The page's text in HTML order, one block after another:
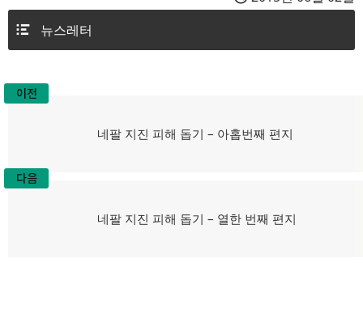
뉴스레터
글
색
이전
이
네팔 지진 피해 돕기 – 아홉번째 편지
다음
다
네팔 지진 피해 돕기 – 열한 번째 편지